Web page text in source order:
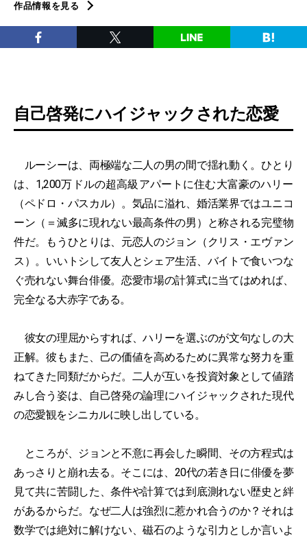
作品情報を見る
自己啓発にハイジャックされた恋愛
ルーシーは、両極端な二人の男の間で揺れ動く。ひとり
は、1,200万ドルの超高級アパートに住む大富豪のハリー
（ペドロ・パスカル）。気品に溢れ、婚活業界ではユニコ
ーン（＝滅多に現れない最高条件の男）と称される完璧物
件だ。もうひとりは、元恋人のジョン（クリス・エヴァン
ス）。いいトシして友人とシェア生活、バイトで食いつな
ぐ売れない舞台俳優。恋愛市場の計算式に当てはめれば、
完全なる大赤字である。
彼女の理屈からすれば、ハリーを選ぶのが文句なしの大
正解。彼もまた、己の価値を高めるために異常な努力を重
ねてきた同類だからだ。二人が互いを投資対象として値踏
みし合う姿は、自己啓発の論理にハイジャックされた現代
の恋愛観をシニカルに映し出している。
ところが、ジョンと不意に再会した瞬間、その方程式は
あっさりと崩れ去る。そこには、20代の若き日に俳優を夢
見て共に苦闘した、条件や計算では到底測れない歴史と絆
があるからだ。なぜ二人は強烈に惹かれ合うのか？それは
数学では絶対に解けない、磁石のような引力としか言いよ